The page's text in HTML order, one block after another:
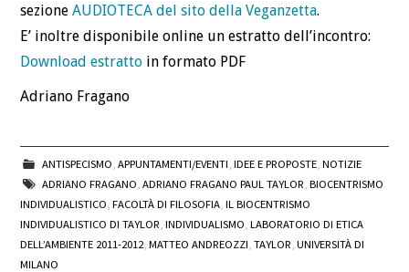
sezioneAUDIOTECA del sito della Veganzetta.
E’ inoltre disponibile online un estratto dell’incontro:
Download estratto in formato PDF
Adriano Fragano
ANTISPECISMO APPUNTAMENTI/EVENTI IDEE E PROPOSTE, NOTIZIE
ADRIANO FRAGANO ADRIANO FRAGANO PAUL TAYLOR BIOCENTRISMO
INDIVIDUALISTICO ,FACOLTÀ DI FILOSOFIA ,IL BIOCENTRISMO
INDIVIDUALISTICO DI TAYLOR ,INDIVIDUALISMO ,LABORATORIO DI ETICA
DELL’AMBIENTE 2011-2012 ,MATTEO ANDREOZZI ,TAYLOR ,UNIVERSITÀ DI
MILANO